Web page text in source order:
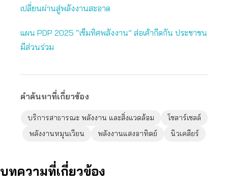
เปลี่ยนผ่านสู่พลังงานสะอาด
แผน PDP 2025 “เข็มทิศพลังงาน” ส่อเค้ากีดกัน ประชาชน
มีส่วนร่วม
คำค้นหาที่เกี่ยวข้อง
บริการสาธารณะ พลังงาน และสิ่งแวดล้อม
โซลาร์เซลล์
พลังงานหมุนเวียน
พลังงานแสงอาทิตย์ นิวเคลียร์
บทความที่เกี่ยวข้อง